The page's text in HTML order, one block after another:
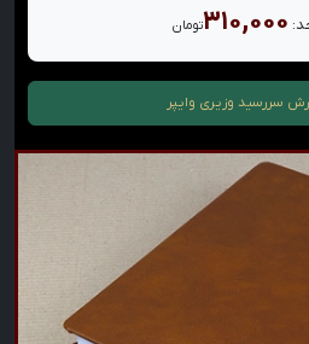
۳۱۰,۰۰۰تومان
سررسید وزیری وایپر